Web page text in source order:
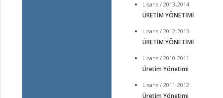
Lisans / 2013-2014
ÜRETİM YÖNETİMİ
Lisans / 2012-2013
ÜRETİM YÖNETİMİ
Lisans / 2010-2011
Üretim Yönetimi
Lisans / 2011-2012
Üretim Yönetimi